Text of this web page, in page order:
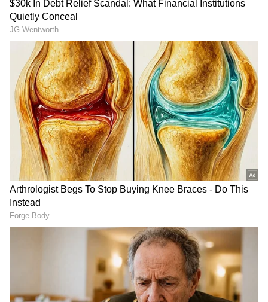
RECOMMENDED STORIES
ಬೆಂಗಳೂರು ಪೊಲೀಸ್‌
ಇತಿಹಾಸದಲ್ಲೇ ಅತಿದೊಡ್ಡ
ಬದಲಾವಣೆ! 63 ವರ್ಷಗಳ ನಂತರ
ನಡೆಸಿದ್ದೀರಾ? Be Careful:
ಬೆಂಗಳೂರು ಸೇರಿ ಎಲ್ಲೆಲ್ಲಿ
ಬಿರುಗಾಳಿ- ಭಾರಿ ಮಳೆ ಸೂಚನೆ